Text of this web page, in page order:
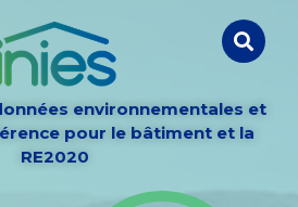
environnementales et
pour le bâtiment et la
RE2020